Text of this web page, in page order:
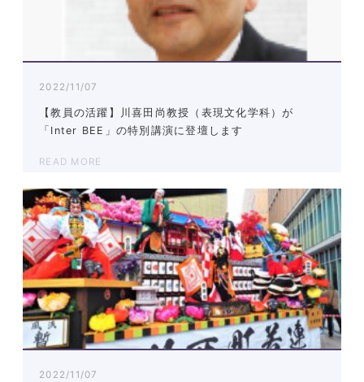
2022/11/07
【教員の活躍】川喜田尚教授（表現文化学科）が
「Inter BEE」の特別講演に登壇します
READ MORE
2022/11/07